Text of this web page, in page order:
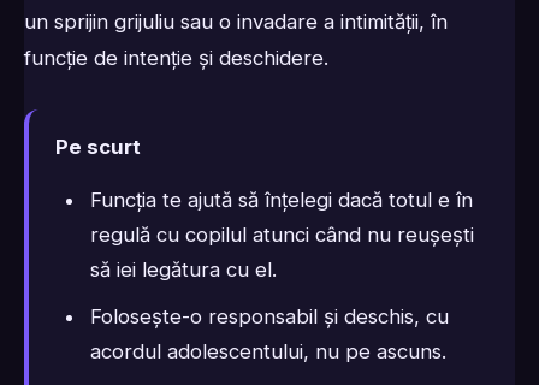
un sprijin grijuliu sau o invadare a intimității, în
funcție de intenție și deschidere.
Pe scurt
Funcția te ajută să înțelegi dacă totul e în
regulă cu copilul atunci când nu reușești
să iei legătura cu el.
Folosește-o responsabil și deschis, cu
acordul adolescentului, nu pe ascuns.